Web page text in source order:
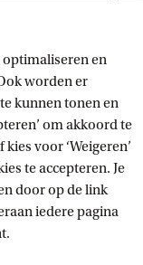
en
worden er
kunnen tonen en
om akkoord te
voor ‘Weigeren’
te accepteren. Je
door op de link
iedere pagina
creatieve
de zaterdag
fotografie tot
toon